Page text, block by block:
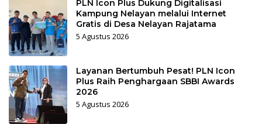
PLN Icon Plus Dukung Digitalisasi
Kampung Nelayan melalui Internet
Gratis di Desa Nelayan Rajatama
5 Agustus 2026
Layanan Bertumbuh Pesat! PLN Icon
Plus Raih Penghargaan SBBI Awards
2026
5 Agustus 2026